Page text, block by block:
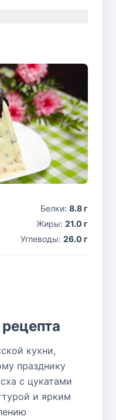
Белки: 8.8 г
Жиры: 21.0 г
Углеводы: 26.0 г
кухни,
празднику
с цукатами
и ярким